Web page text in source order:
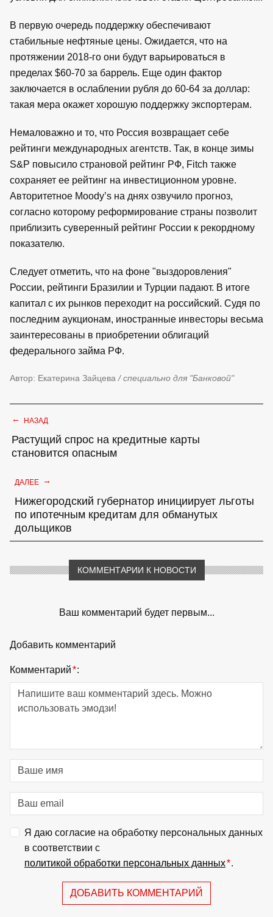
В первую очередь поддержку обеспечивают
стабильные нефтяные цены. Ожидается, что на
протяжении 2018-го они будут варьироваться в
пределах $60-70 за баррель. Еще один фактор
заключается в ослаблении рубля до 60-64 за доллар:
такая мера окажет хорошую поддержку экспортерам.
Немаловажно и то, что Россия возвращает себе
рейтинги международных агентств. Так, в конце зимы
S&P повысило страновой рейтинг РФ, Fitch также
сохраняет ее рейтинг на инвестиционном уровне.
Авторитетное Moody’s на днях озвучило прогноз,
согласно которому реформирование страны позволит
приблизить суверенный рейтинг России к рекордному
показателю.
Следует отметить, что на фоне "выздоровления"
России, рейтинги Бразилии и Турции падают. В итоге
капитал с их рынков переходит на российский. Судя по
последним аукционам, иностранные инвесторы весьма
заинтересованы в приобретении облигаций
федерального займа РФ.
Автор: Екатерина Зайцева / специально для "Банковой"
← НАЗАД
Растущий спрос на кредитные карты
становится опасным
ДАЛЕЕ →
Нижегородский губернатор инициирует льготы
по ипотечным кредитам для обманутых
дольщиков
КОММЕНТАРИИ К НОВОСТИ
Ваш комментарий будет первым...
Добавить комментарий
Комментарий*:
Я даю согласие на обработку персональных данных
в соответствии с
политикой обработки персональных данных*.
ДОБАВИТЬ КОММЕНТАРИЙ